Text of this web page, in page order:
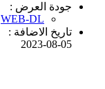
جودة العرض :
WEB-DL
تاريخ الاضافة :
2023-08-05